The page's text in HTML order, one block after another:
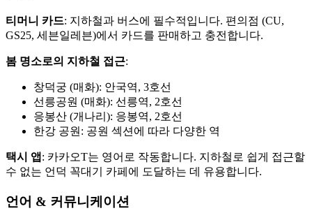
티머니 카드: 지하철과 버스에 필수적입니다. 편의점 (CU,
GS25, 세븐일레븐)에서 카드를 판매하고 충전합니다.
봄 명소로의 지하철 접근:
창덕궁 (매화): 안국역, 3호선
선릉공원 (매화): 선릉역, 2호선
응봉산 (개나리): 응봉역, 2호선
한강 공원: 공원 섹션에 따라 다양한 역
택시 앱 : 카카오T는 영어로 작동합니다. 지하철로 쉽게 접근할
수 없는 언덕 꼭대기 카페에 도달하는 데 유용합니다.
언어 & 커뮤니케이션